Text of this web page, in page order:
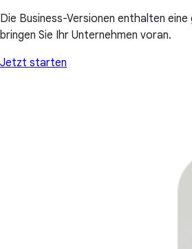
Die Business-Versionen enthalten
bringen Sie Ihr Unternehmen voran.
Jetzt starten